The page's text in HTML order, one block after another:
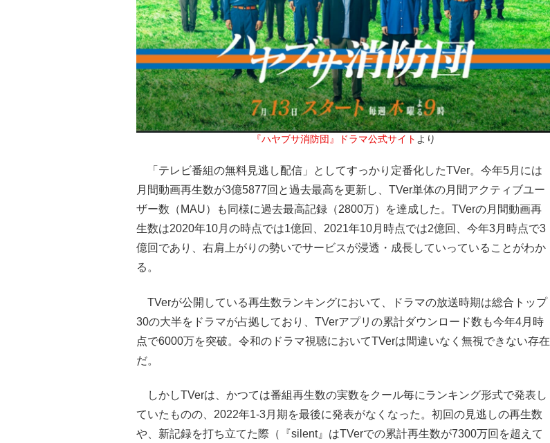
『ハヤブサ消防団』ドラマ公式サイト より
「テレビ番組の無料見逃し配信」としてすっかり定番化したTVer。今年5月には
月間動画再生数が3億5877回と過去最高を更新し、TVer単体の月間アクティブユー
ザー数（MAU）も同様に過去最高記録（2800万）を達成した。TVerの月間動画再
生数は2020年10月の時点では1億回、2021年10月時点では2億回、今年3月時点で3
億回であり、右肩上がりの勢いでサービスが浸透・成長していっていることがわか
る。
TVerが公開している再生数ランキングにおいて、ドラマの放送時期は総合トップ
30の大半をドラマが占拠しており、TVerアプリの累計ダウンロード数も今年4月時
点で6000万を突破。令和のドラマ視聴においてTVerは間違いなく無視できない存在
だ。
しかしTVerは、かつては番組再生数の実数をクール毎にランキング形式で発表し
ていたものの、2022年1-3月期を最後に発表がなくなった。初回の見逃しの再生数
や、新記録を打ち立てた際（『silent』はTVerでの累計再生数が7300万回を超えて